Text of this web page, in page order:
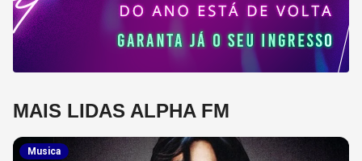
MAIS LIDAS ALPHA FM
Musica